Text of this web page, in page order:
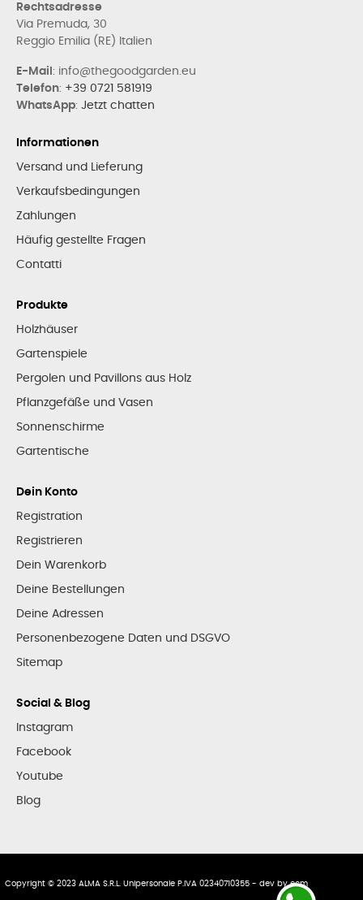
Rechtsadresse
Via Premuda, 30
Reggio Emilia (RE) Italien
E-Mail : info@thegoodgarden.eu
Telefon: +39 0721 581919
WhatsApp: Jetzt chatten
Informationen
Versand und Lieferung
Verkaufsbedingungen
Zahlungen
Häufig gestellte Fragen
Contatti
Produkte
Holzhäuser
Gartenspiele
Pergolen und Pavillons aus Holz
Pflanzgefäße und Vasen
Sonnenschirme
Gartentische
Dein Konto
Registration
Registrieren
Dein Warenkorb
Deine Bestellungen
Deine Adressen
Personenbezogene Daten und DSGVO
Sitemap
Social & Blog
Instagram
Facebook
Youtube
Blog
Copyright © 2023 ALMA S.R.L. Unipersonale P.IVA 02340710355 - dev byecm